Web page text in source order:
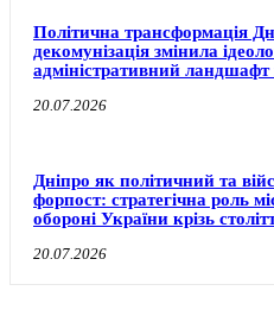
Політична трансформація
декомунізація змінила
адміністративний ландшафт
20.07.2026
Дніпро як політичний та
форпост: стратегічна роль
обороні України крізь
20.07.2026